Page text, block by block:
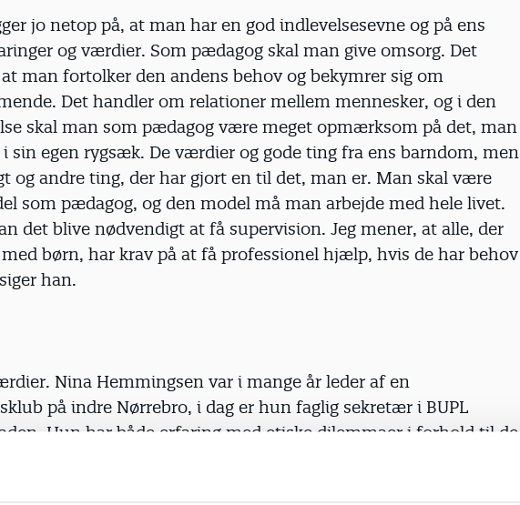
jo netop på, at man har en god indlevelsesevne og på ens
og værdier. Som pædagog skal man give omsorg. Det
man fortolker den andens behov og bekymrer sig om
Det handler om relationer mellem mennesker, og i den
skal man som pædagog være meget opmærksom på det, man
sin egen rygsæk. De værdier og gode ting fra ens barndom, men
og andre ting, der har gjort en til det, man er. Man skal være
som pædagog, og den model må man arbejde med hele livet.
det blive nødvendigt at få supervision. Jeg mener, at alle, der
børn, har krav på at få professionel hjælp, hvis de har behov
han.
Nina Hemmingsen var i mange år leder af en
på indre Nørrebro, i dag er hun faglig sekretær i BUPL
Hun har både erfaring med etiske dilemmaer i forhold til de